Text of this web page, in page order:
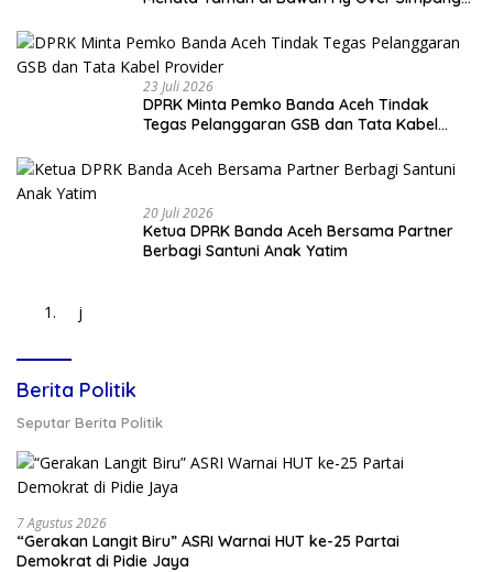
23 Juli 2026
DPRK Minta Pemko Banda Aceh Tindak
Tegas Pelanggaran GSB dan Tata Kabel
20 Juli 2026
Ketua DPRK Banda Aceh Bersama Partner
Berbagi Santuni Anak Yatim
j
Berita Politik
Seputar Berita Politik
7 Agustus 2026
“Gerakan Langit Biru” ASRI Warnai HUT ke-25 Partai
Demokrat di Pidie Jaya